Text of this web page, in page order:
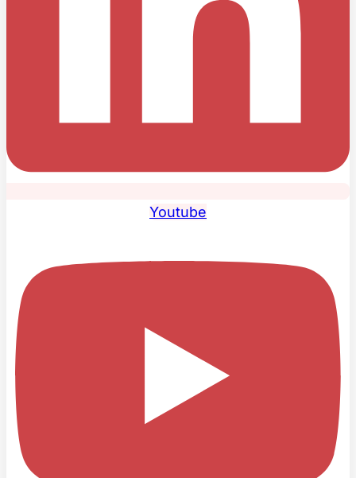
Youtube